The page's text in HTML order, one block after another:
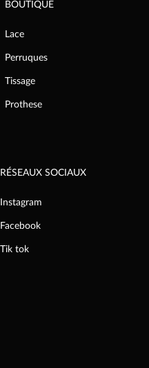
BOUTIQUE
Lace
Perruques
Tissage
Prothese
RÉSEAUX SOCIAUX
Instagram
Facebook
Tik tok